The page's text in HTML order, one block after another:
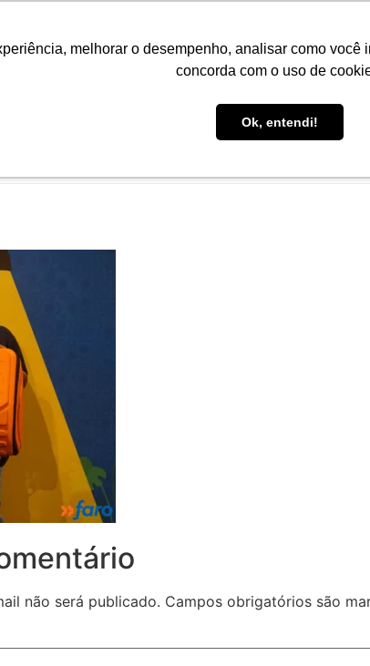
melhorar o desempenho, analisar como
concorda com o uso de
Ok, entendi!
CURSOS PÓS-
não será publicado. Campos obrigatórios são